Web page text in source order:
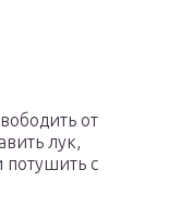
от
лук,
с